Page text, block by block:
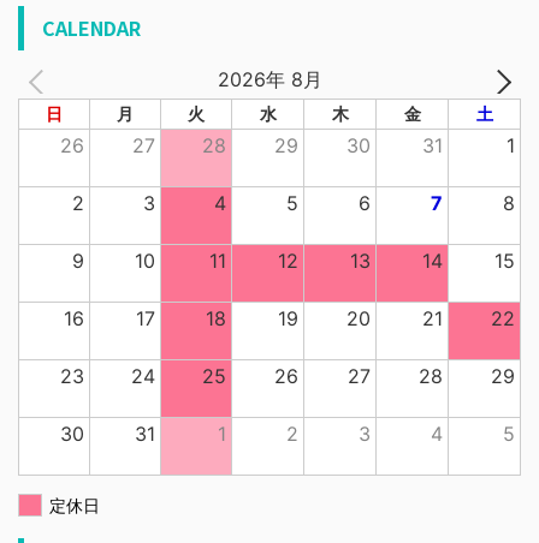
CALENDAR
2026年 8月
日 月 火 水 木 金 土
26 27 28 29 30 31 1
2 3 4 5 6 7 8
9 10 11 12 13 14 15
16 17 18 19 20 21 22
23 24 25 26 27 28 29
30 31 1 2 3 4 5
定休日